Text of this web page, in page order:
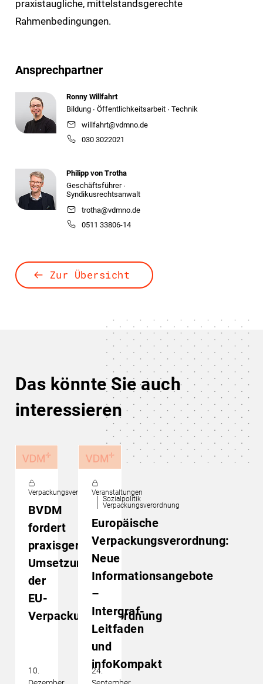
praxistaugliche, mittelstandsgerechte
Rahmenbedingungen.
Ansprechpartner
Ronny Willfahrt
Bildung ∙ Öffentlichkeitsarbeit ∙ Technik
willfahrt@vdmno.de
030 3022021
Philipp von Trotha
Geschäftsführer ∙
Syndikusrechtsanwalt
trotha@vdmno.de
0511 33806-14
Zur Übersicht
Das könnte Sie auch
interessieren
Verpackungsverordnung
BVDM
fordert
praxisgerechte
Umsetzung
der
EU-
Verpackungsverordnung
10.
Veranstaltungen
Sozialpolitik
Verpackungsverordnung
Europäische
Verpackungsverordnung:
Neue
Informationsangebote
–
Intergraf-
Leitfaden
und
infoKompakt
24.